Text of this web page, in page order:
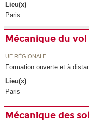
Lieu(x)
Paris
Mécanique du vol
UE RÉGIONALE
Formation ouverte et à
Lieu(x)
Paris
Mécanique des